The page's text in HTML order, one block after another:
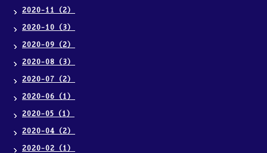
2020-11（2）
2020-10（3）
2020-09（2）
2020-08（3）
2020-07（2）
2020-06（1）
2020-05（1）
2020-04（2）
2020-02（1）